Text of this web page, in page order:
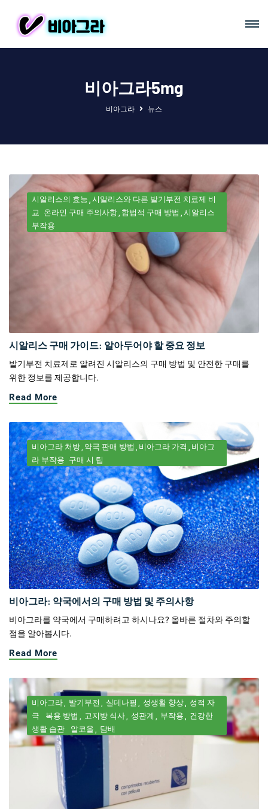
비아그라5mg
비아그라 뉴스
시알리스의 효능 시알리스와 다른 발기부전 치료제 비
교 온라인 구매 주의사항 합법적 구매 방법 시알리스
부작용
시알리스 구매 가이드: 알아두어야 할 중요 정보
발기부전 치료제로 알려진 시알리스의 구매 방법 및 안전한 구매를
위한 정보를 제공합니다.
Read More
비아그라 처방 약국 판매 방법 비아그라 가격
비아그
라 부작용 구매 시 팁
비아그라: 약국에서의 구매 방법 및 주의사항
비아그라를 약국에서 구매하려고 하시나요? 올바른 절차와 주의할
점을 알아봅시다.
Read More
비아그라 발기부전 실데나필 성생활 향상
성적 자
극
복용 방법 고지방 식사 성관계 부작용
건강한
생활 습관
알코올 담배